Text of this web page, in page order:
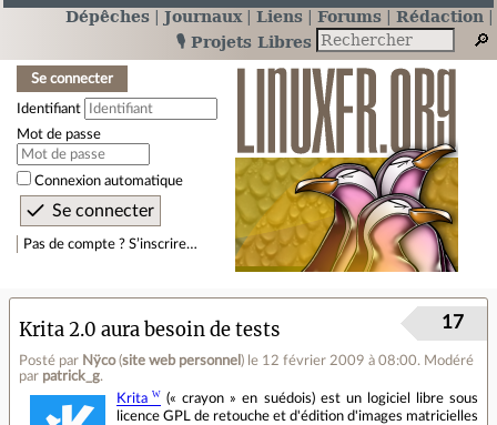
Dépêches Journaux Liens Forums
Rédaction
🎙️ Projets Libres
Se connecter
Identifiant
Mot de passe
Connexion automatique
Pas de compte ? S’inscrire…
Krita 2.0 aura besoin de tests
Posté par Nÿco(site web personnel ) le 12 février 2009 à 08:00. Modéré
par patrick_g.
17
Krita
(« crayon » en suédois) est un logiciel libre sous
licence GPL de retouche et d'édition d'images matricielles